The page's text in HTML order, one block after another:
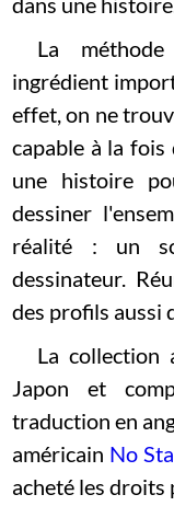
La
ingrédient
effet, on ne
capable à la fois
une histoire
dessiner
réalité : un
dessinateur.
des profils aussi
La collection
Japon et
traduction en
américain No
acheté les droits